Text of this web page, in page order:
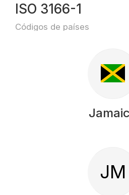
ISO 3166-1
Códigos de países
JM